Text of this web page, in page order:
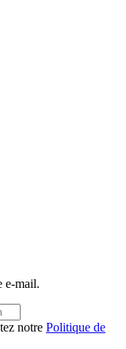
e-mail.
notre Politique de